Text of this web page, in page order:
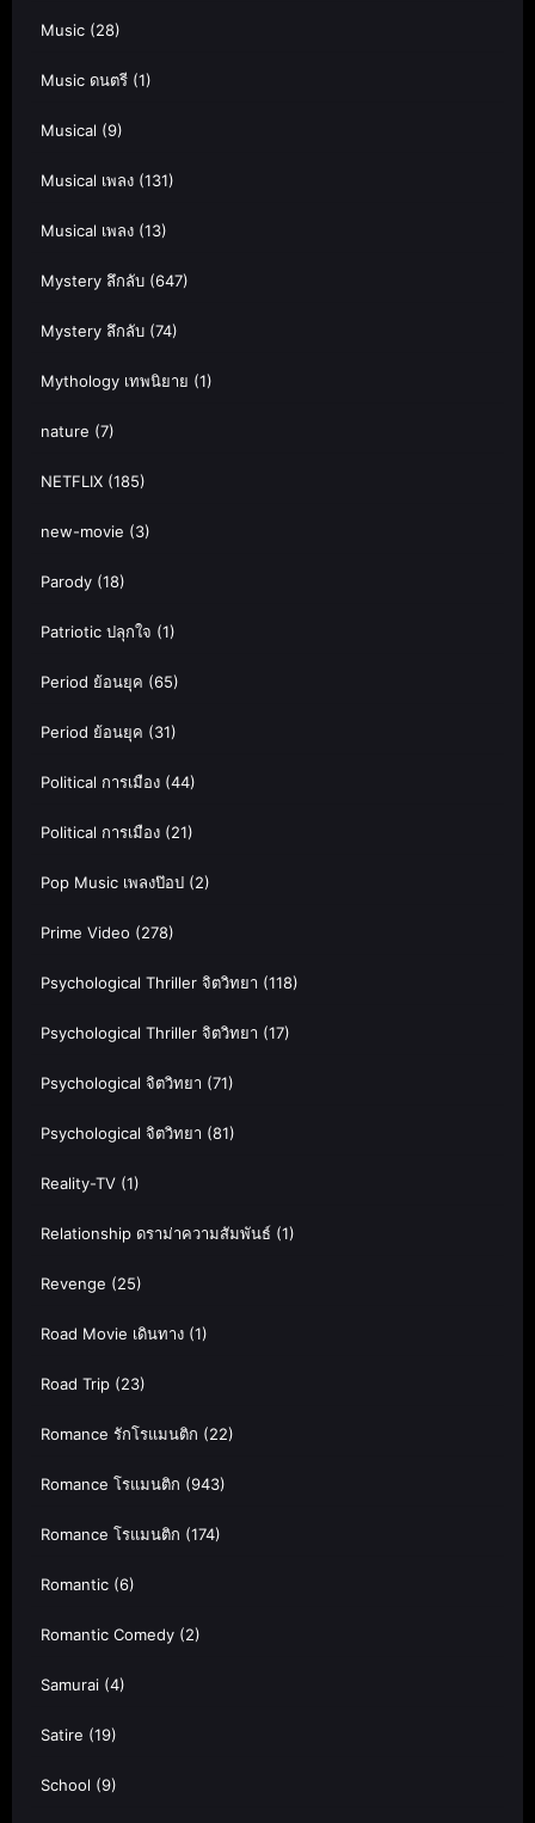
Music (28)
Music ดนตรี (1)
Musical (9)
Musical เพลง (131)
Musical เพลง (13)
Mystery ลึกลับ (647)
Mystery ลึกลับ (74)
Mythology เทพนิยาย (1)
nature (7)
NETFLIX (185)
new-movie (3)
Parody (18)
Patriotic ปลุกใจ (1)
Period ย้อนยุค (65)
Period ย้อนยุค (31)
Political การเมือง (44)
Political การเมือง (21)
Pop Music เพลงป๊อป (2)
Prime Video (278)
Psychological Thriller จิตวิทยา (118)
Psychological Thriller จิตวิทยา (17)
Psychological จิตวิทยา (71)
Psychological จิตวิทยา (81)
Reality-TV (1)
Relationship ดราม่าความสัมพันธ์ (1)
Revenge (25)
Road Movie เดินทาง (1)
Road Trip (23)
Romance รักโรแมนติก (22)
Romance โรแมนติก (943)
Romance โรแมนติก (174)
Romantic (6)
Romantic Comedy (2)
Samurai (4)
Satire (19)
School (9)